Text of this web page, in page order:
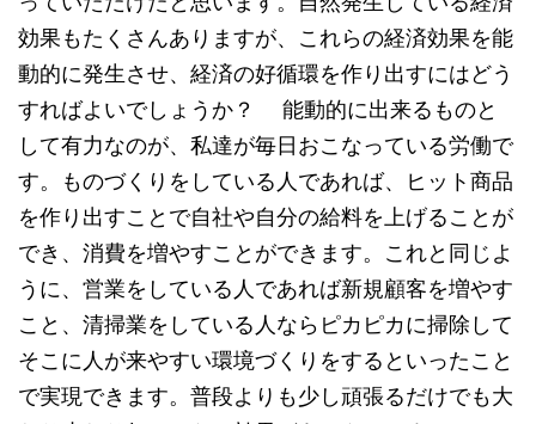
効果もたくさんありますが、これらの経済効果を能
動的に発生させ、経済の好循環を作り出すにはどう
すればよいでしょうか？ 能動的に出来るものと
して有力なのが、私達が毎日おこなっている労働で
す。ものづくりをしている人であれば、ヒット商品
を作り出すことで自社や自分の給料を上げることが
でき、消費を増やすことができます。これと同じよ
うに、営業をしている人であれば新規顧客を増やす
こと、清掃業をしている人ならピカピカに掃除して
そこに人が来やすい環境づくりをするといったこと
で実現できます。普段よりも少し頑張るだけでも大